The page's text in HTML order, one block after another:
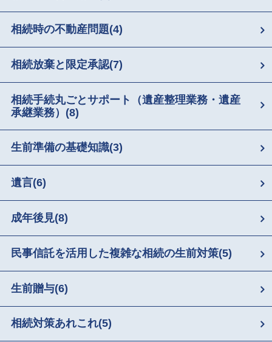
相続時の不動産問題(4)
相続放棄と限定承認(7)
相続手続丸ごとサポート（遺産整理業務・遺産
承継業務） (8)
生前準備の基礎知識(3)
遺言(6)
成年後見(8)
民事信託を活用した複雑な相続の生前対策(5)
生前贈与(6)
相続対策あれこれ(5)